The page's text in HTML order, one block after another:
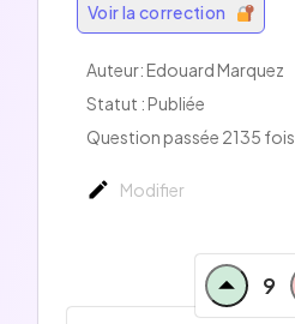
Voir la correction
Auteur: Edouard Marquez
Statut : Publiée
Question passée 2135 fois
Modifier
9